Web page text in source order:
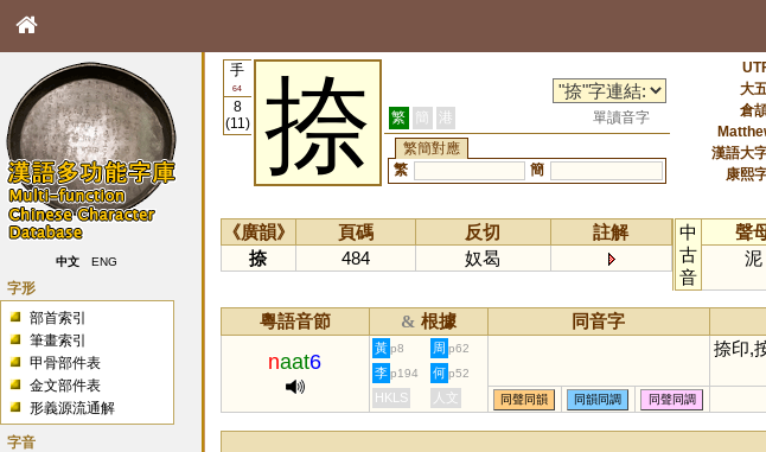
中文 ENG
字形
部首索引
筆畫索引
甲骨部件表
金文部件表
形義源流通解
字音
手
64
8
(11)
捺 繁 簡 港
單讀音字
繁簡對應
繁
簡
大
倉
漢語大
康熙
《廣韻》 頁碼 反切
註解
捺
484 奴曷
中
古
音
聲
泥
粵語音節 & 根據 同音字
naat6
黃 p8 周 p62 捺印,
李 p194 何 p52
HKLS 人文 同聲同韻 同韻同調 同聲同調